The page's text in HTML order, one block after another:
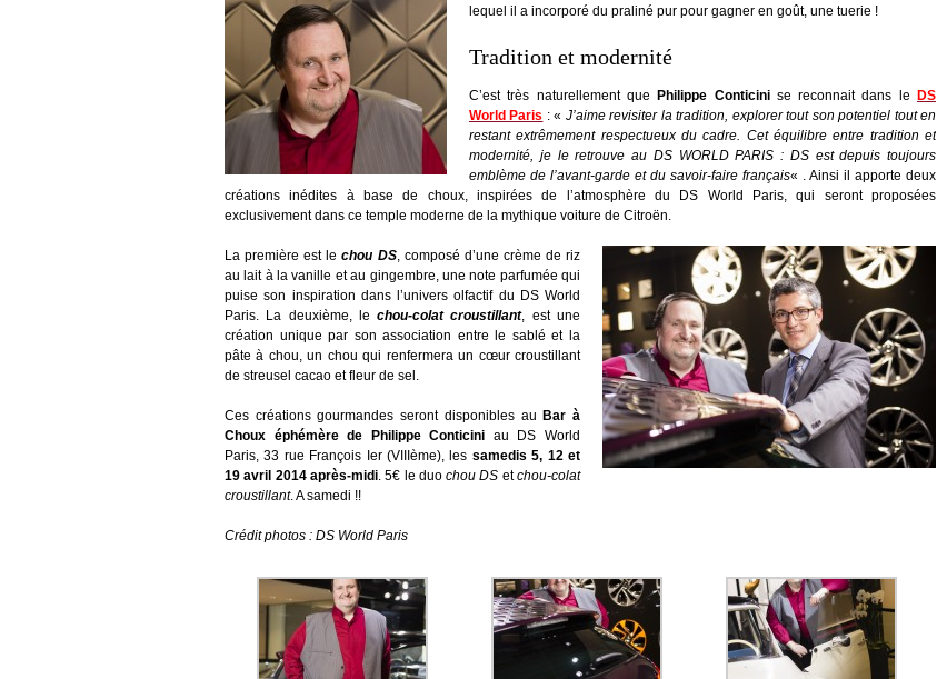
lequel il a incorporé du praliné pur pour gagner en goût, une tuerie !
Tradition et modernité
C’est très naturellement que Philippe Conticinise reconnait dans le
DS
World Paris :« J’aime revisiter la tradition, explorer tout son potentiel tout en
restant extrêmement respectueux du cadre. Cet équilibre entre tradition et
modernité, je le retrouve au DS WORLD PARIS : DS est depuis toujours
emblème de l’avant-garde et du savoir-faire français« . Ainsi il apporte deux
créations inédites à base de choux, inspirées de l’atmosphère du DS World Paris, qui seront proposées
exclusivement dans ce temple moderne de la mythique voiture de Citroën.
La première est lechou DS, composé d’une crème de riz
au lait à la vanille et au gingembre, une note parfumée qui
puise son inspiration dans l’univers olfactif du DS World
Paris. La deuxième, lechou-colat croustillant, est une
création unique par son association entre le sablé et la
pâte à chou, un chou qui renfermera un cœur croustillant
de streusel cacao et fleur de sel.
Ces créations gourmandes seront disponibles au Bar à
Choux éphémère de Philippe Conticini au
DS World
Paris, 33 rue François Ier (VIIIème), les samedis 5, 12 et
19 avril 2014 après-midi. 5€ le duochou DS etchou-colat
croustillant. A samedi !!
Crédit photos : DS World Paris